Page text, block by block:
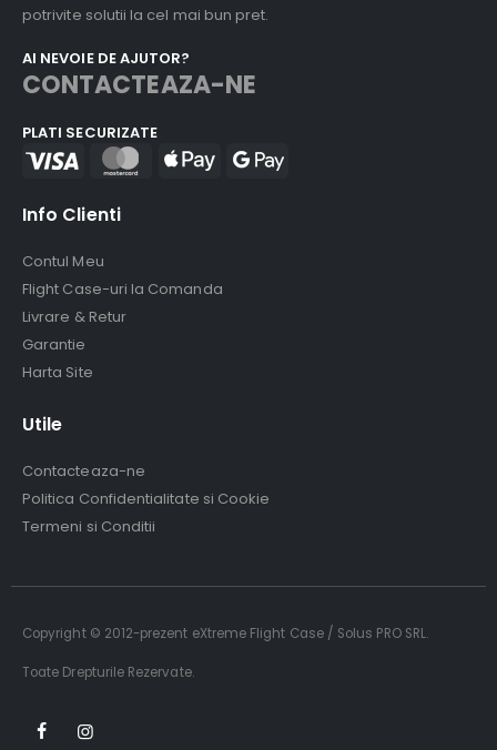
potrivite solutii la cel mai bun pret.
AI NEVOIE DE AJUTOR?
CONTACTEAZA-NE
PLATI SECURIZATE
Info Clienti
Contul Meu
Flight Case-uri la Comanda
Livrare & Retur
Garantie
Harta Site
Utile
Contacteaza-ne
Politica Confidentialitate si Cookie
Termeni si Conditii
Copyright © 2012-prezent eXtreme Flight Case / Solus PRO SRL.
Toate Drepturile Rezervate.